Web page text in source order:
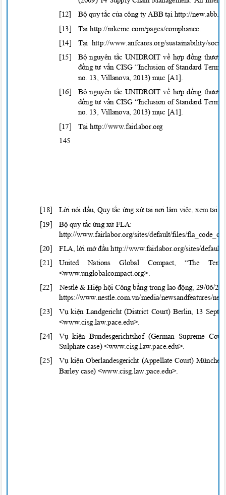
[12] Bộ quy tắc của công ty ABBtại http://
[13] Tại http://nikeinc.com/pages/compliance.
[14] Tại http://www.anfcares.org/sustainability/
[15]Bộ nguyên tắc UNIDROIT về hợp đồng
đồng tư vấn CISG “Inclusion of Standard
no. 13, Villanova, 2013) mục [A1].
[16]Bộ nguyên tắc UNIDROIT về hợp đồng
đồng tư vấn CISG “Inclusion of Standard
no. 13, Villanova, 2013) mục [A1].
[17] Tại http://www.fairlabor.org
145
[18]Lời nói đầu, Quy tắc ứng xử tại nơi làm việc, xem tại
[19] Bộ quy tắc ứng xử FLA:
http://www.fairlabor.org/sites/default/files/
[20] FLA, lời mở đầu http://www.fairlabor.org/sites/
[21]United Nations Global Compact, “The
<www.unglobalcompact.org>.
[22] Nestlé & Hiệp hội Công bằngtrong laođộng, 29/06/
https://www.nestle.com.vn/media/newsandfeatures/nes
[23] Vụkiện Landgericht (District Court) Berlin, 13
<www.cisg.law.pace.edu>.
[24] Vụkiện Bundesgerichtshof (German Supreme
Sulphate case) <www.cisg.law.pace.edu>.
[25] Vụ kiện Oberlandesgericht (Appellate Court)
Barley case) <www.cisg.law.pace.edu>.